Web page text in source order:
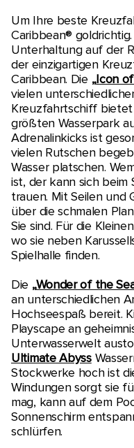
Um Ihre beste
Caribbean®
Unterhaltung auf der
der einzigartigen
Caribbean. Die „Icon
vielen
Kreuzfahrtschiff bietet
größten Wasserpark
Adrenalinkicks ist
vielen Rutschen
Wasser platschen.
ist, der kann sich
trauen. Mit Seilen und
über die schmalen
Sie sind. Für die
wo sie neben
Spielhalle finden.
Die „Wonder of the
an unterschiedlichen
Hochseespaß bereit.
Playscape an
Unterwasserwelt
Ultimate Abyss
Stockwerke hoch ist
Windungen sorgt sie
mag, kann auf dem
Sonnenschirm
schlürfen.